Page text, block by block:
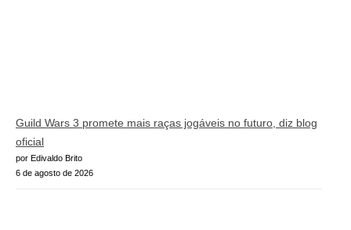
Guild Wars 3 promete mais raças jogáveis no futuro, diz blog
oficial
por Edivaldo Brito
6 de agosto de 2026